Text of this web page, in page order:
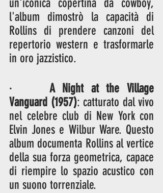
un'iconica copertina da cowboy,
l'album dimostrò la capacità di
Rollins di prendere canzoni del
repertorio western e trasformarle
in oro jazzistico.
· A Night at the Village
Vanguard (1957): catturato dal vivo
nel celebre club di New York con
Elvin Jones e Wilbur Ware. Questo
album documenta Rollins al vertice
della sua forza geometrica, capace
di riempire lo spazio acustico con
un suono torrenziale.